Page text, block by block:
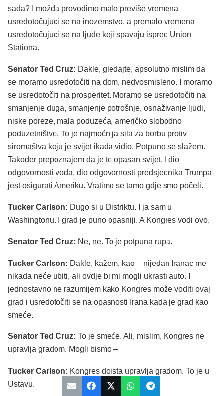
sada? I možda provodimo malo previše vremena
usredotočujući se na inozemstvo, a premalo vremena
usredotočujući se na ljude koji spavaju ispred Union
Stationa.
Senator Ted Cruz: Dakle, gledajte, apsolutno mislim da
se moramo usredotočiti na dom, nedvosmisleno. I moramo
se usredotočiti na prosperitet. Moramo se usredotočiti na
smanjenje duga, smanjenje potrošnje, osnaživanje ljudi,
niske poreze, mala poduzeća, američko slobodno
poduzetništvo. To je najmoćnija sila za borbu protiv
siromaštva koju je svijet ikada vidio. Potpuno se slažem.
Također prepoznajem da je to opasan svijet. I dio
odgovornosti vođa, dio odgovornosti predsjednika Trumpa
jest osigurati Ameriku. Vratimo se tamo gdje smo počeli.
Tucker Carlson: Dugo si u Distriktu. I ja sam u
Washingtonu. I grad je puno opasniji. A Kongres vodi ovo.
Senator Ted Cruz: Ne, ne. To je potpuna rupa.
Tucker Carlson: Dakle, kažem, kao – nijedan Iranac me
nikada neće ubiti, ali ovdje bi mi mogli ukrasti auto. I
jednostavno ne razumijem kako Kongres može voditi ovaj
grad i usredotočiti se na opasnosti Irana kada je grad kao
smeće.
Senator Ted Cruz: To je smeće. Ali, mislim, Kongres ne
upravlja gradom. Mogli bismo –
Tucker Carlson: Kongres doista upravlja gradom. To je u
Ustavu.